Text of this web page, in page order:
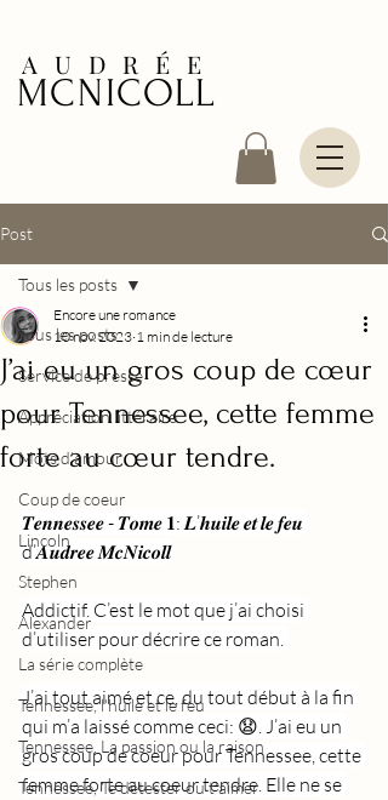
AUDRÉE
MCNICOLL
Post
Tous les posts
Service de presse
Appréciation littéraire
Mots d'amour
Coup de coeur
Lincoln
Stephen
Alexander
La série complète
Tennessee, l'huile et le feu
Tennessee, La passion ou la raison
Tennessee, Te détester ou t'aimer
Tous les posts
J’ai eu un gros coup de cœur
pour Tennessee, cette femme
forte au cœur tendre.
Encore une romance
10 nov. 2023 1 min de lecture
𝑻𝒆𝒏𝒏𝒆𝒔𝒔𝒆𝒆 - 𝑻𝒐𝒎𝒆 𝟏: 𝑳’𝒉𝒖𝒊𝒍𝒆 𝒆𝒕 𝒍𝒆 𝒇𝒆𝒖
d’𝑨𝒖𝒅𝒓𝒆𝒆 𝑴𝒄𝑵𝒊𝒄𝒐𝒍𝒍
Addictif. C’est le mot que j’ai choisi
d’utiliser pour décrire ce roman.
J’ai tout aimé et ce, du tout début à la fin
qui m’a laissé comme ceci: 😧. J’ai eu un
gros coup de coeur pour Tennessee, cette
femme forte au coeur tendre. Elle ne se